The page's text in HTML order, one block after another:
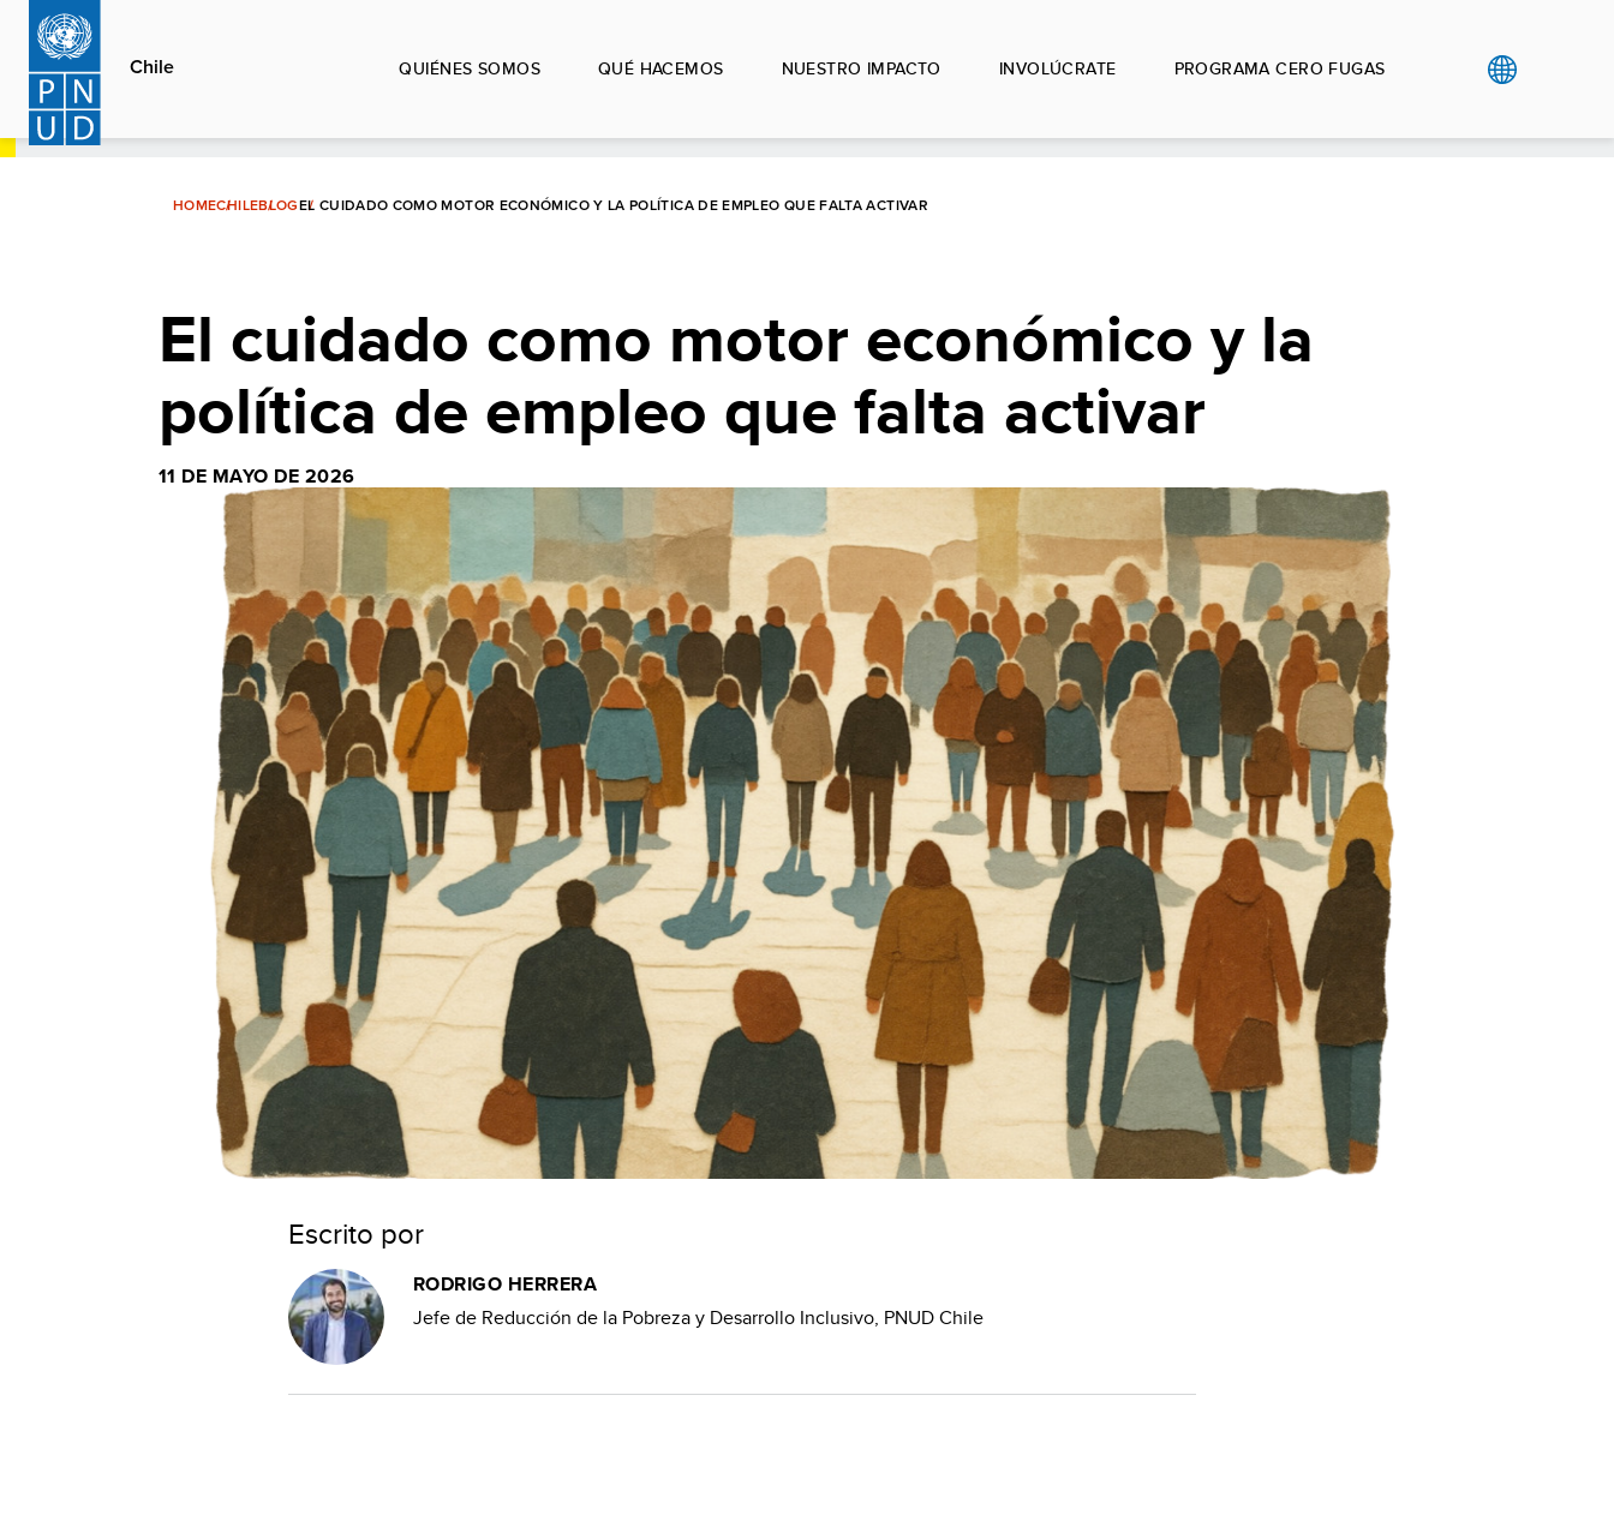
Pasar
contenido
principal
Chile QUIÉNES SOMOS QUÉ HACEMOS NUESTRO IMPACTO INVOLÚCRATE PROGRAMA CERO FUGAS
HOMECHILEBLOGEL CUIDADO COMO MOTOR ECONÓMICO Y LA POLÍTICA DE EMPLEO QUE FALTA ACTIVAR
El cuidado como motor económico y la
política de empleo que falta activar
11 DE MAYO DE 2026
Escrito por
RODRIGO HERRERA
Jefe de Reducción de la Pobreza y Desarrollo Inclusivo, PNUD Chile